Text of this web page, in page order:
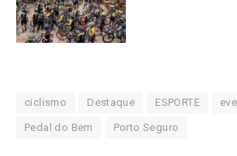
ciclismo Destaque ESPORTE
Pedal do Bem Porto Seguro